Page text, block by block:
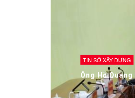
TIN SỞ XÂY DỰNG
(Infographic)
Kiến tạo động